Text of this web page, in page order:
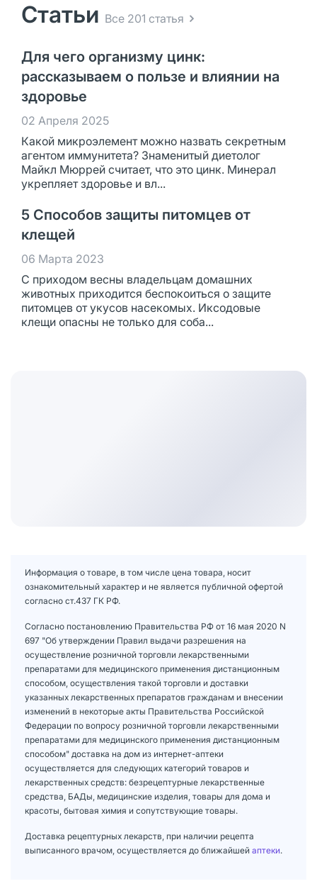
Статьи Все 201 статья
Для чего организму цинк:
рассказываем о пользе и влиянии на
здоровье
02 Апреля 2025
Какой микроэлемент можно назвать секретным
агентом иммунитета? Знаменитый диетолог
Майкл Мюррей считает, что это цинк. Минерал
укрепляет здоровье и вл...
5 Способов защиты питомцев от
клещей
06 Марта 2023
С приходом весны владельцам домашних
животных приходится беспокоиться о защите
питомцев от укусов насекомых. Иксодовые
клещи опасны не только для соба...
Информация о товаре, в том числе цена товара, носит
ознакомительный характер и не является публичной офертой
согласно ст.437 ГК РФ.
Согласно постановлению Правительства РФ от 16 мая 2020 N
697 "Об утверждении Правил выдачи разрешения на
осуществление розничной торговли лекарственными
препаратами для медицинского применения дистанционным
способом, осуществления такой торговли и доставки
указанных лекарственных препаратов гражданам и внесении
изменений в некоторые акты Правительства Российской
Федерации по вопросу розничной торговли лекарственными
препаратами для медицинского применения дистанционным
способом" доставка на дом из интернет-аптеки
осуществляется для следующих категорий товаров и
лекарственных средств: безрецептурные лекарственные
средства, БАДы, медицинские изделия, товары для дома и
красоты, бытовая химия и сопутствующие товары.
Доставка рецептурных лекарств, при наличии рецепта
выписанного врачом, осуществляется до ближайшей аптеки.